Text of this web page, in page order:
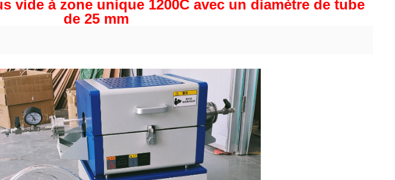
vide à zone unique 1200C avec un diamètre de tube
de 25 mm